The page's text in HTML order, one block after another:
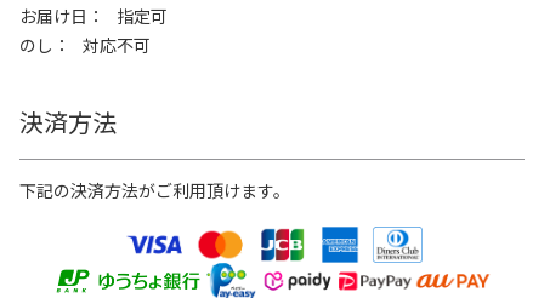
お届け日
指定可
のし
対応不可
決済方法
下記の決済方法がご利用頂けます。